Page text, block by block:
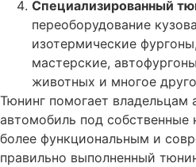
Специализированный
переоборудование
изотермические
мастерские,
животных и многое
Тюнинг помогает владельцам
автомобиль под собственные
более функциональным и
правильно выполненный